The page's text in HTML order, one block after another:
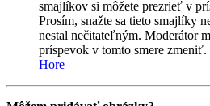
smajlíkov si môžete prezrieť v
Prosím, snažte sa tieto smajlíky
nestal nečitateľným. Moderátor
príspevok v tomto smere zmeniť.
Hore